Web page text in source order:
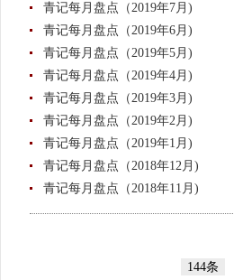
青记每月盘点（2019年7月)
青记每月盘点（2019年6月)
青记每月盘点（2019年5月)
青记每月盘点（2019年4月)
青记每月盘点（2019年3月)
青记每月盘点（2019年2月)
青记每月盘点（2019年1月)
青记每月盘点（2018年12月)
青记每月盘点（2018年11月)
144条